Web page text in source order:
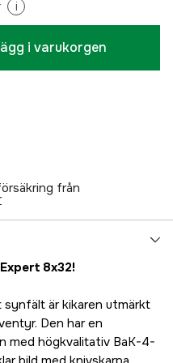
i
i varukorgen
från
8x32!
är kikaren utmärkt
Den har en
med högkvalitativ BaK-4-